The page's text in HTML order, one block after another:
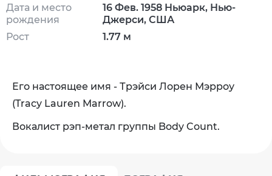
Дата и место
рождения
Рост
16 Фев. 1958 Ньюарк, Нью-
Джерси, США
1.77 м
Его настоящее имя - Трэйси Лорен Мэрроу
(Tracy Lauren Marrow).
Вокалист рэп-метал группы Body Count.